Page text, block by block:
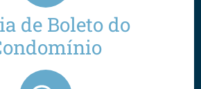
de Boleto do